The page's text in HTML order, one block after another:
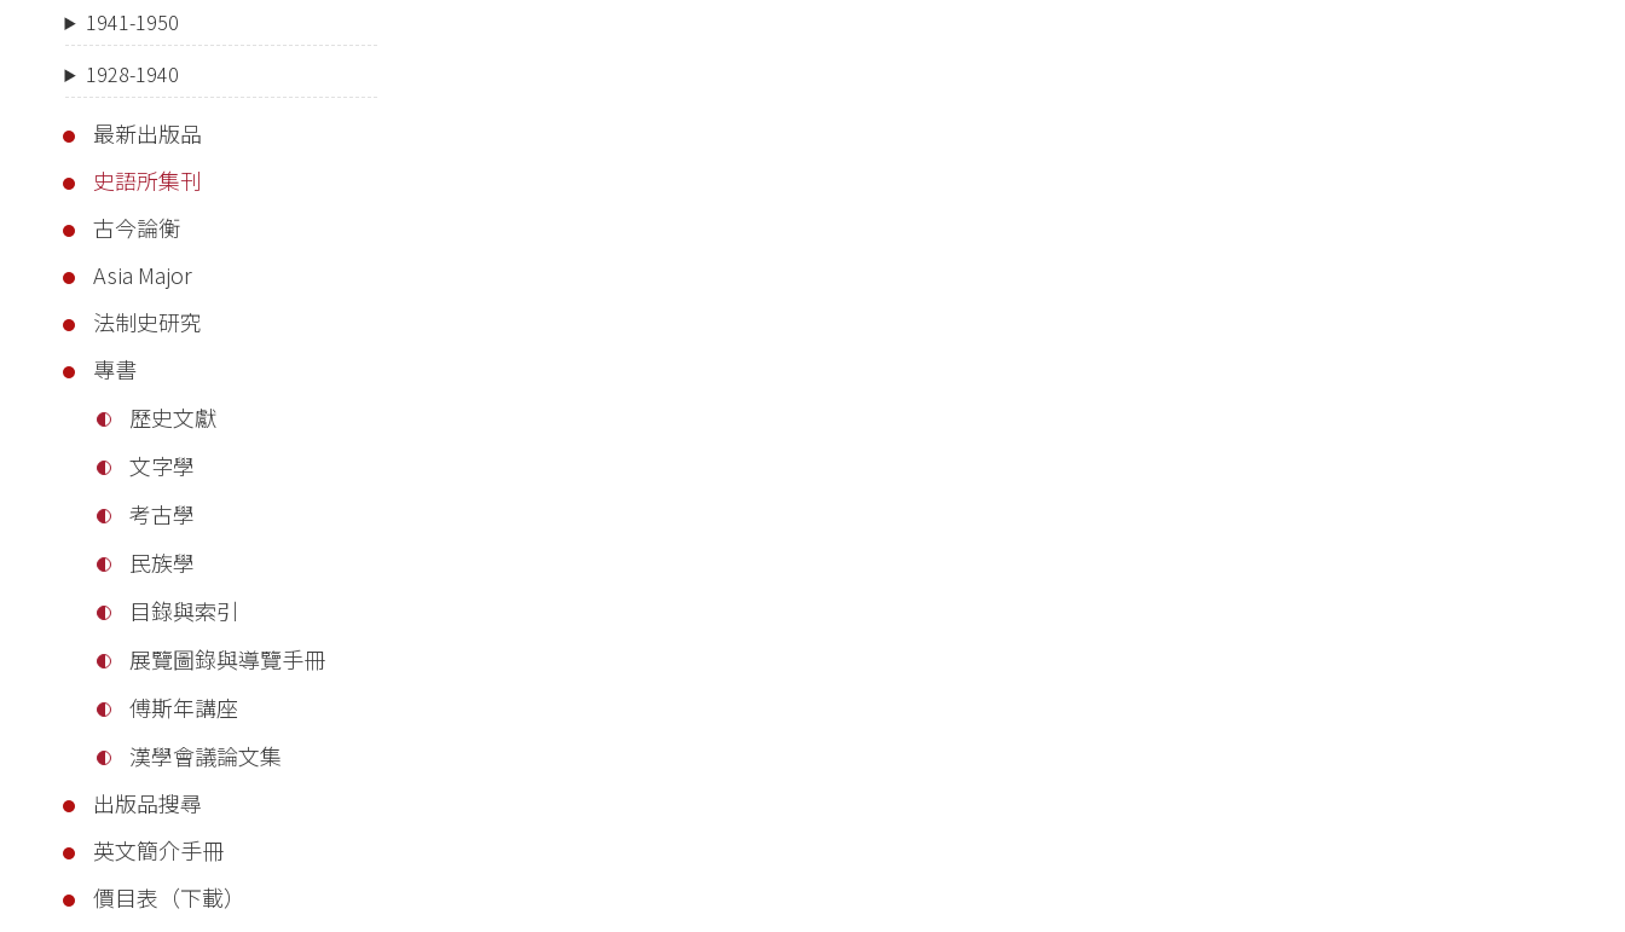
1941-1950
1928-1940
最新出版品
史語所集刊
古今論衡
Asia Major
法制史研究
專書
歷史文獻
文字學
考古學
民族學
目錄與索引
展覽圖錄與導覽手冊
傅斯年講座
漢學會議論文集
出版品搜尋
英文簡介手冊
價目表（下載）